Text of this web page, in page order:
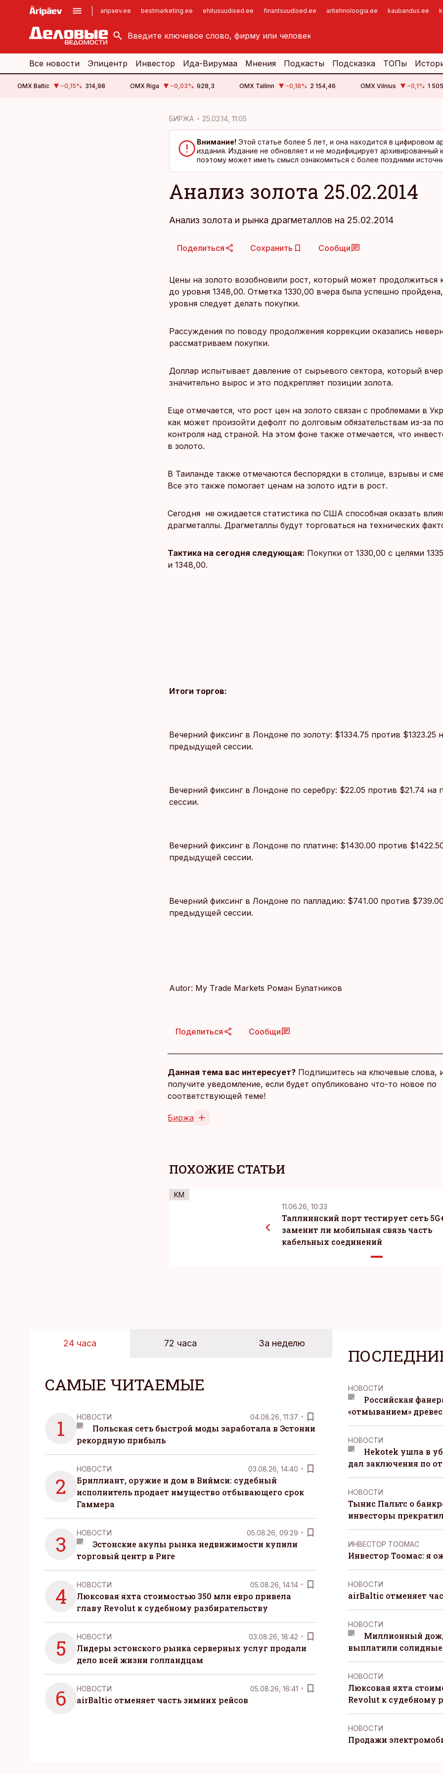
aripaev.ee bestmarketing.ee ehitusuudised.ee finantsuudised.ee aritehnoloogia.ee kaubandus.ee
kinnisvarauudised.ee
logistikauudised.ee
imelineajalugu.ee
Все новости Эпицентр Инвестор Ида-Вирумаа Мнения Подкасты Подсказка ТОПы
OMX Baltic −0,15% 314,98 OMX Riga −0,03% 928,3 OMX Tallinn −0,18% 2 154,46 OMX Vilnius −0,1% 1
БИРЖА 25.02.14, 11:05
Внимание! Этой статье более 5 лет, и она находится в цифировом
издания. Издание не обновляет и не модифицирует архивированный
поэтому может иметь смысл ознакомиться с более поздними
Анализ золота 25.02.2014
Анализ золота и рынка драгметаллов на 25.02.2014
Поделиться Сохранить Сообщи
Цены на золото возобновили рост, который может продолжиться
до уровня 1348,00. Отметка 1330,00 вчера была успешно
уровня следует делать покупки.
Рассуждения по поводу продолжения коррекции оказались
рассматриваем покупки.
Доллар испытывает давление от сырьевого сектора, который
значительно вырос и это подкрепляет позиции золота.
Еще отмечается, что рост цен на золото связан с проблемами в
как может произойти дефолт по долговым обязательствам из-за
контроля над страной. На этом фоне также отмечается, что
в золото.
В Таиланде также отмечаются беспорядки в столице, взрывы и
Все это также помогает ценам на золото идти в рост.
Сегодня не ожидается статистика по США способная оказать
драгметаллы. Драгметаллы будут торговаться на технических
Тактика на сегодня следующая: Покупки от 1330,00 с целями
и 1348,00.
Итоги торгов:
Вечерний фиксинг в Лондоне по золоту: $1334.75 против $1323.25
предыдущей сессии.
Вечерний фиксинг в Лондоне по серебру: $22.05 против $21.74 на
сессии.
Вечерний фиксинг в Лондоне по платине: $1430.00 против
предыдущей сессии.
Вечерний фиксинг в Лондоне по палладию: $741.00 против
предыдущей сессии.
Autor: My Trade Markets Роман Булатников
Поделиться Сообщи
Данная тема вас интересует? Подпишитесь на ключевые слова,
получите уведомление, если будет опубликовано что-то новое по
соответствующей теме!
Биржа
ПОХОЖИЕ СТАТЬИ
KM
11.06.26, 10:33
Таллиннский порт тестирует сеть
заменит ли мобильная связь часть
кабельных соединений
24 часа 72 часа За неделю
САМЫЕ ЧИТАЕМЫЕ
1 НОВОСТИ 04.08.26, 11:37
Польская сеть быстрой моды заработала в Эстонии
рекордную прибыль
2
НОВОСТИ 03.08.26, 14:40
Бриллиант, оружие и дом в Виймси: судебный
исполнитель продает имущество отбывающего срок
Гаммера
3 НОВОСТИ 05.08.26, 09:29
Эстонские акулы рынка недвижимости купили
торговый центр в Риге
4 НОВОСТИ 05.08.26, 14:14
Люксовая яхта стоимостью 350 млн евро привела
главу Revolut к судебному разбирательству
5 НОВОСТИ 03.08.26, 18:42
Лидеры эстонского рынка серверных услуг продали
дело всей жизни голландцам
6 НОВОСТИ 05.08.26, 16:41
airBaltic отменяет часть зимних рейсов
НОВОСТИ
Российская
«отмыванием»
НОВОСТИ
Hekotek ушла в
дал заключения по
НОВОСТИ
Тынис Пальтс о
инвесторы
ИНВЕСТОР ТООМАС
Инвестор Тоомас: я
НОВОСТИ
airBaltic отменяет
НОВОСТИ
Миллионный
выплатили
НОВОСТИ
Люксовая яхта
Revolut к судебному
НОВОСТИ
Продажи